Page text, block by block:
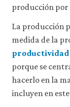
cookies
que
utilizamos,
consulta
nuestra
política
privacidad .
Aceptar
producción
La producción
medida de la
productividad
porque se
hacerlo en la
incluyen en